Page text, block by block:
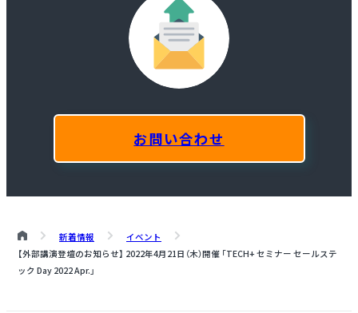
お問い合わせ
新着情報
イベント
【外部講演登壇のお知らせ】 2022年4月21日（木）開催 「TECH+ セミナー セールステ
ック Day 2022 Apr.」